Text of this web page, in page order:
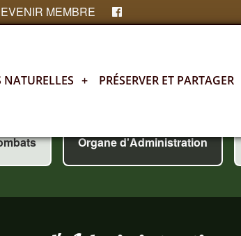
MEMBRE
NATURELLES + PRÉSERVER ET PARTAGER
Organe d'Administration